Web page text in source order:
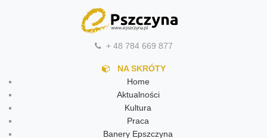
+ 48 784 669 877
NA SKRÓTY
Home
Aktualności
Kultura
Praca
Banery Epszczyna